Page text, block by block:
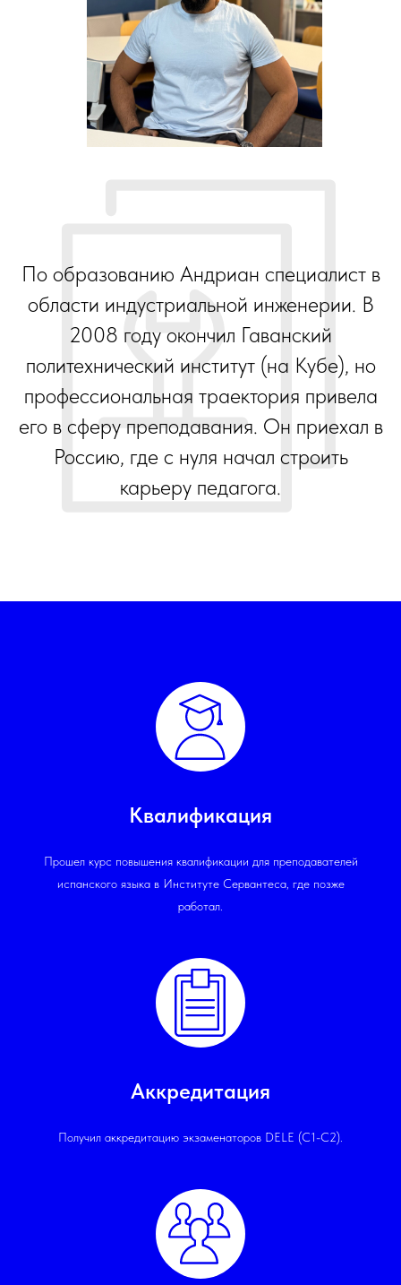
По образованию Андриан специалист в
области индустриальной инженерии. В
2008 году окончил Гаванский
политехнический институт (на Кубе), но
профессиональная траектория привела
его в сферу преподавания. Он приехал в
Россию, где с нуля начал строить
карьеру педагога.
Квалификация
Прошел курс повышения квалификации для преподавателей
испанского языка в Институте Сервантеса, где позже
работал.
Аккредитация
Получил аккредитацию экзаменаторов DELE (C1-C2).